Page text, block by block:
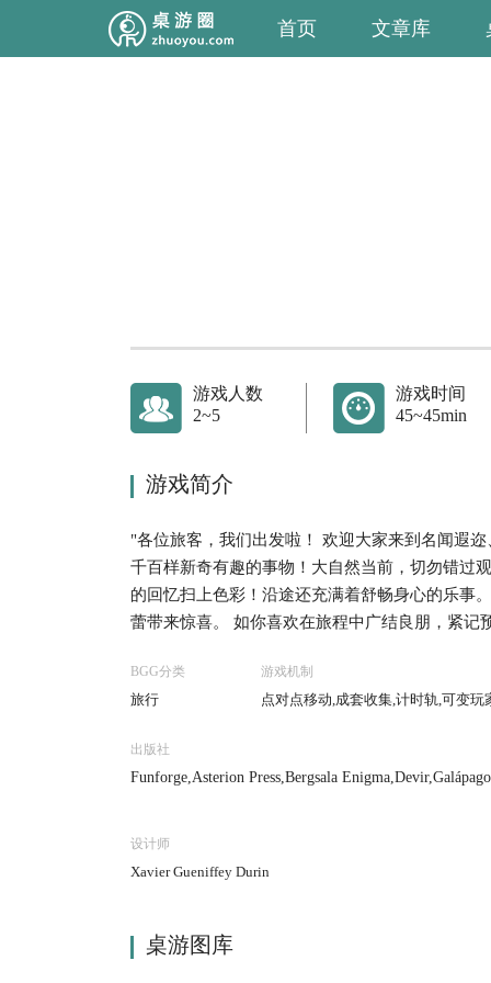
首页 文章库
游戏人数
2~5
游戏时间
45~45min
游戏简介
"各位旅客，我们出发啦！ 欢迎大家来到名闻遐
千百样新奇有趣的事物！大自然当前，切勿错过
的回忆扫上色彩！沿途还充满着舒畅身心的乐事
蕾带来惊喜。 如你喜欢在旅程中广结良朋，紧
条不紊，不急不躁。东海道将会为你带来独一无
旅程中，玩家会穿越壮丽的乡郊、品嚐美食佳肴
BGG分类
旅行
游戏机制
点对点移动,成套收集,计时轨,可变玩
出版社
Funforge,Asterion Press,Bergsala
设计师
Xavier Gueniffey Durin
桌游图库